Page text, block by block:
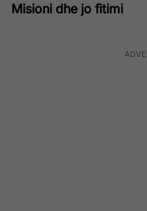
Misioni dhe jo fitimi